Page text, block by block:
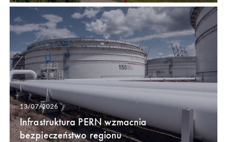
13/07/2026
Infrastruktura PERN wzmacnia
bezpieczeństwo regionu